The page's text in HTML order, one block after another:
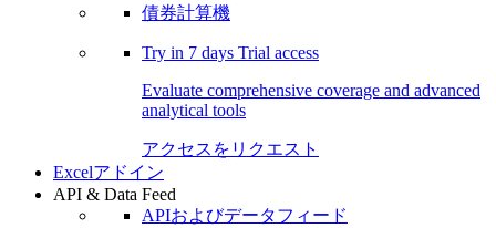
債券計算機
Try in 7 days Trial access
Evaluate comprehensive coverage and advanced
analytical tools
アクセスをリクエスト
Excelアドイン
API & Data Feed
APIおよびデータフィード